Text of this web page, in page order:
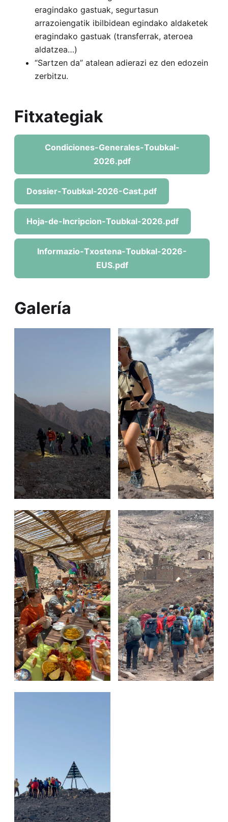
eragindako gastuak, segurtasun
arrazoiengatik ibilbidean egindako aldaketek
eragindako gastuak (transferrak, ateroea
aldatzea…)
“Sartzen da” atalean adierazi ez den edozein
zerbitzu.
Fitxategiak
Condiciones-Generales-Toubkal-
2026.pdf
Dossier-Toubkal-2026-Cast.pdf
Hoja-de-Incripcion-Toubkal-2026.pdf
Informazio-Txostena-Toubkal-2026-
EUS.pdf
Galería